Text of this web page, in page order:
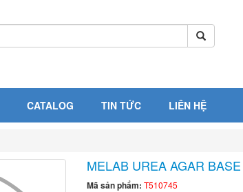
CATALOG TIN TỨC LIÊN HỆ
MELAB UREA AGAR BASE
Mã sản phẩm:T510745